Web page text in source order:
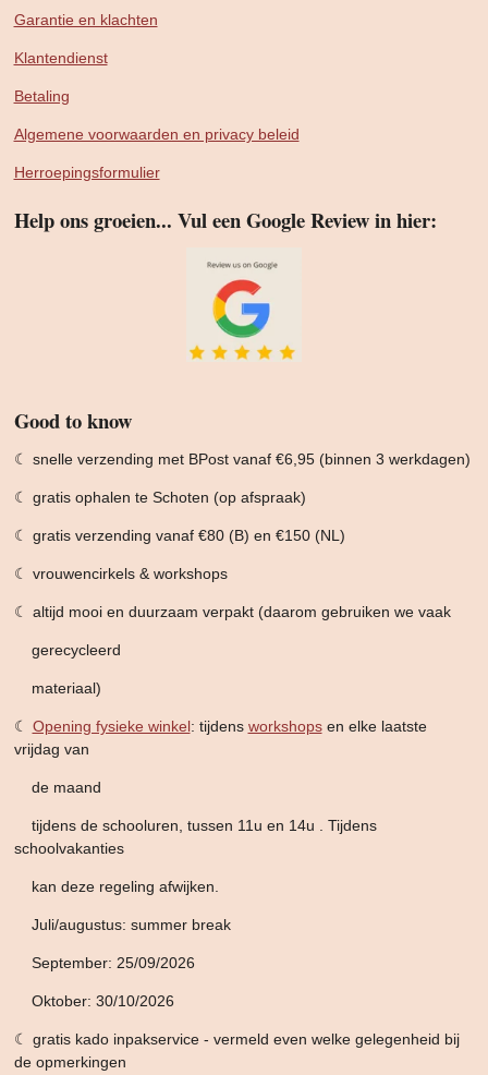
Garantie en klachten
Klantendienst
Betaling
Algemene voorwaarden en privacy beleid
Herroepingsformulier
Help ons groeien... Vul een Google Review in hier:
Good to know
☾ snelle verzending met BPost vanaf €6,95 (binnen 3 werkdagen)
☾ gratis ophalen te Schoten (op afspraak)
☾ gratis verzending vanaf €80 (B) en €150 (NL)
☾ vrouwencirkels & workshops
☾ altijd mooi en duurzaam verpakt (daarom gebruiken we vaak
gerecycleerd
materiaal)
☾ Opening fysieke winkel: tijdens workshopsen elke laatste
vrijdag van
de maand
tijdens de schooluren, tussen 11u en 14u . Tijdens
schoolvakanties
kan dezeregeling afwijken.
Juli/augustus: summer break
September: 25/09/2026
Oktober: 30/10/2026
☾ gratis kado inpakservice - vermeld even welke gelegenheid bij
de opmerkingen